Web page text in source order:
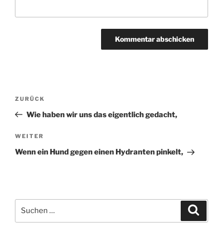
Beitragsnavigation
Vorheriger
Beitrag
ZURÜCK
Wie haben wir uns das eigentlich gedacht,
Nächster
Beitrag
WEITER
Wenn ein Hund gegen einen Hydranten pinkelt,
nach: